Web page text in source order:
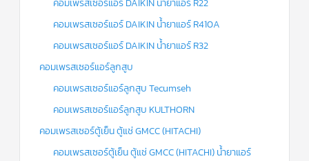
คอมเพรสเซอร์แอร์ DAIKIN น้ำยาแอร์ R22
คอมเพรสเซอร์แอร์ DAIKIN น้ำยาแอร์ R410A
คอมเพรสเซอร์แอร์ DAIKIN น้ำยาแอร์ R32
คอมเพรสเซอร์แอร์ลูกสูบ
คอมเพรสเซอร์แอร์ลูกสูบ Tecumseh
คอมเพรสเซอร์แอร์ลูกสูบ KULTHORN
คอมเพรสเซอร์ตู้เย็น ตู้แช่ GMCC (HITACHI)
คอมเพรสเซอร์ตู้เย็น ตู้แช่ GMCC (HITACHI) น้ำยาแอร์